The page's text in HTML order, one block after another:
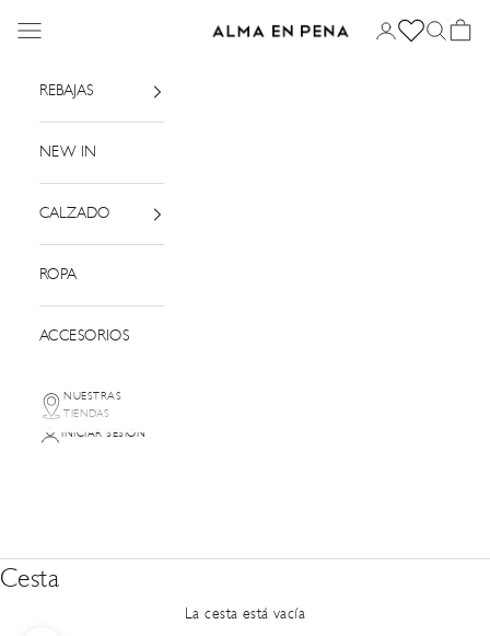
Alma en Pena
Menú Iniciar sesión
Buscar
Cesta
REBAJAS
NEW IN
CALZADO
ROPA
ACCESORIOS
NUESTRAS
TIENDAS
INICIAR SESIÓN
Cesta
La cesta está vacía